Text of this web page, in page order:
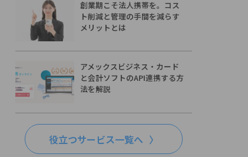
創業期こそ法人携帯を。コス
ト削減と管理の手間を減らす
メリットとは
アメックスビジネス・カード
と会計ソフトのAPI連携する方
法を解説
役立つサービス一覧へ